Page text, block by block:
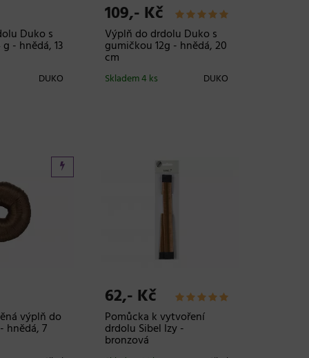
Duko s
- hnědá, 13
DUKO
109,- Kč
Výplň do drdolu Duko s
gumičkou 12g - hnědá, 20
cm
DUKO
Skladem 4 ks
výplň do
hnědá, 7
62,- Kč
Pomůcka k vytvoření
drdolu Sibel Izy -
bronzová